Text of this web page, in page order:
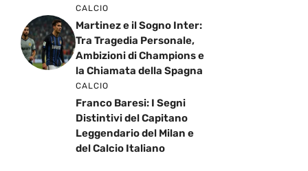
CALCIO
Martinez e il Sogno Inter:
Tra Tragedia Personale,
Ambizioni di Champions e
la Chiamata della Spagna
CALCIO
Franco Baresi: I Segni
Distintivi del Capitano
Leggendario del Milan e
del Calcio Italiano